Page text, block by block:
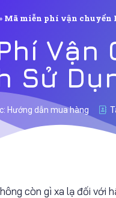
» Mã miễn phí vận chuyển
Vận
Sử
Hướng dẫn mua hàng
còn gì xa lạ đối với